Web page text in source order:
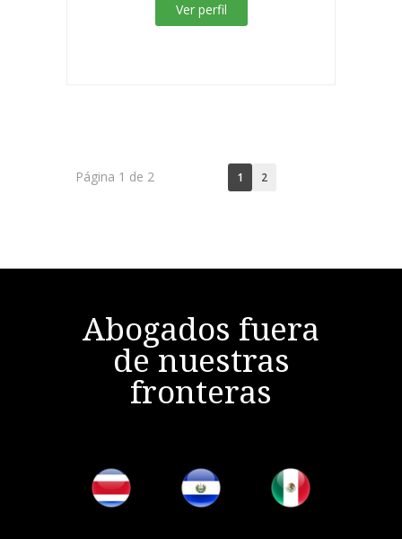
Ver perfil
Página 1 de 2 1 2
Abogados fuera
de nuestras
fronteras